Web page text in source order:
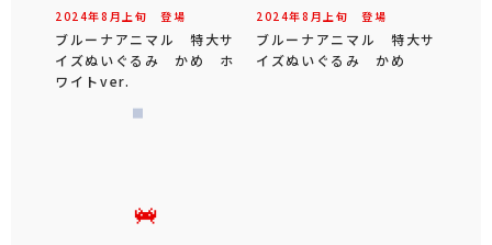
2024年8 月 上旬 登場
ブルーナアニマル 特大サ
イズぬいぐるみ かめ ホ
ワイトver.
2024年8 月 上旬 登場
ブルーナアニマル 特大サ
イズぬいぐるみ かめ